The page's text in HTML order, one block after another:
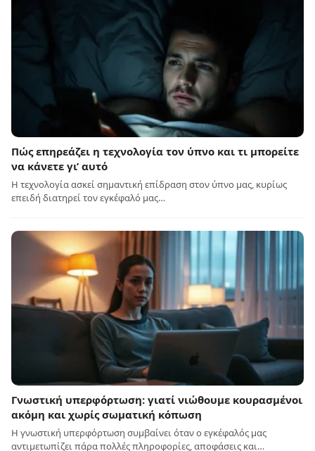
Πώς επηρεάζει η τεχνολογία τον ύπνο και τι μπορείτε
να κάνετε γι’ αυτό
Η τεχνολογία ασκεί σημαντική επίδραση στον ύπνο μας, κυρίως
επειδή διατηρεί τον εγκέφαλό μας…
Γνωστική υπερφόρτωση: γιατί νιώθουμε κουρασμένοι
ακόμη και χωρίς σωματική κόπωση
Η γνωστική υπερφόρτωση συμβαίνει όταν ο εγκέφαλός μας
αντιμετωπίζει πάρα πολλές πληροφορίες, αποφάσεις και…